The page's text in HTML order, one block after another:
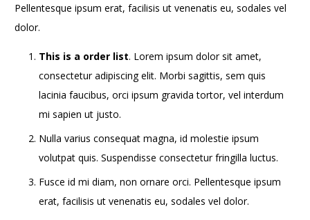
Pellentesque ipsum erat, facilisis ut venenatis eu, sodales vel
dolor.
This is a order list. Lorem ipsum dolor sit amet,
consectetur adipiscing elit. Morbi sagittis, sem quis
lacinia faucibus, orci ipsum gravida tortor, vel interdum
mi sapien ut justo.
Nulla varius consequat magna, id molestie ipsum
volutpat quis. Suspendisse consectetur fringilla luctus.
Fusce id mi diam, non ornare orci. Pellentesque ipsum
erat, facilisis ut venenatis eu, sodales vel dolor.